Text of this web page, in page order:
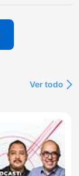
Ver todo